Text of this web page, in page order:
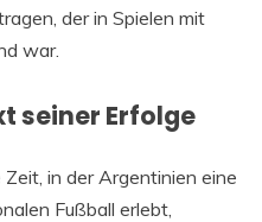
der in Spielen mit
war.
seiner Erfolge
in der Argentinien eine
Fußball erlebt,